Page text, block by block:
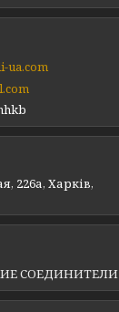
ua.com
226а, Харків,
СОЕДИНИТЕЛИ